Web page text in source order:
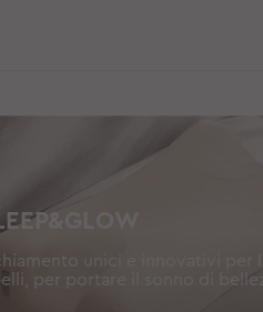
unici e innovativi per
per portare il sonno di